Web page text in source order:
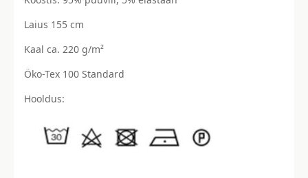
Laius 155 cm
Kaal ca. 220 g/m²
Öko-Tex 100 Standard
Hooldus: